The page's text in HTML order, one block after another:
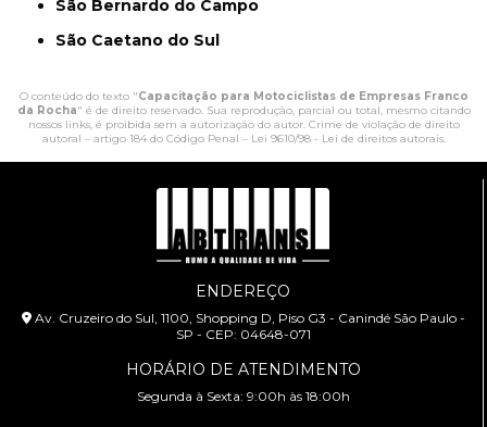
São Bernardo do Campo
São Caetano do Sul
O conteúdo do texto "Capacitação para Motociclistas de Empresas Franco
da Rocha" é de direito reservado. Sua reprodução, parcial ou total, mesmo citando
nossos links, é proibida sem a autorização do autor. Crime de violação de direito
autoral – artigo 184 do Código Penal – Lei 9610/98 - Lei de direitos autorais.
ENDEREÇO
Av. Cruzeiro do Sul, 1100, Shopping D, Piso G3 - Canindé São Paulo -
SP - CEP: 04648-071
HORÁRIO DE ATENDIMENTO
Segunda à Sexta: 9:00h às 18:00h